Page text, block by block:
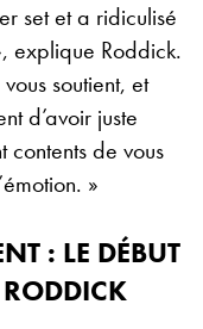
set et a ridiculisé
explique Roddick.
soutient, et
d’avoir juste
contents de vous
»
: LE DÉBUT